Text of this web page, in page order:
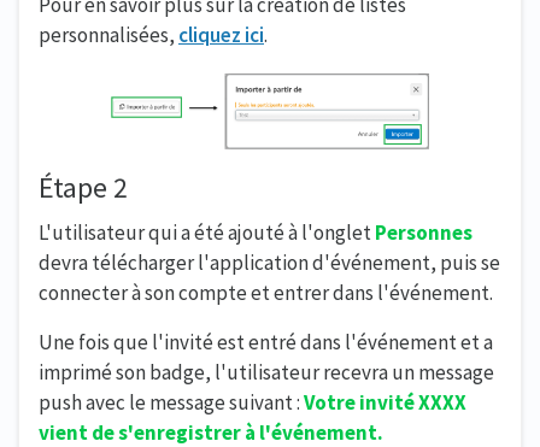
personnalisées, cliquez ici.
Étape 2
L'utilisateur qui a été ajouté à l'ongletPersonnes
devra télécharger l'application d'événement, puis se
connecter à son compte et entrer dans l'événement.
Une fois que l'invité est entré dans l'événement et a
imprimé son badge, l'utilisateur recevra un message
push avec le message suivant :Votre invité XXXX
vient de s'enregistrer à l'événement.